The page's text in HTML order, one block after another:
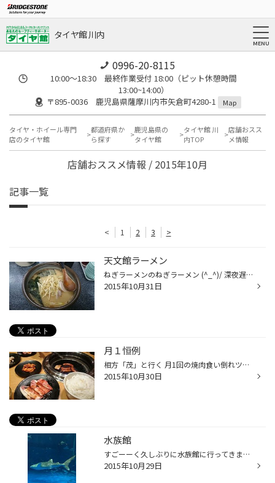
タイヤ館 川内
0996-20-8115
10:00～18:30 最終作業受付 18:00（ピット休憩時間
13:00~14:00）
〒895-0036 鹿児島県薩摩川内市矢倉町4280-1
Map
タイヤ・ホイール専門
店のタイヤ館
都道府県か
ら探す
鹿児島県の
タイヤ館
タイヤ館 川
内TOP
店舗おスス
メ情報
店舗おススメ情報 / 2015年10月
記事一覧
< 1 2 3 >
天文館ラーメン
ねぎラーメンのねぎラーメン (^_^)/ 深夜遅くまで営業されているので 助かります(*^_^*)
2015年10月31日
月１恒例
相方「茂」と行く 月1回の焼肉食い倒れツアー 毎月反省もなくガッツリ食べて 動けなくなるオッサン2名なのでした・・・・
2015年10月30日
水族館
すごーーく久しぶりに水族館に行ってきました。 入り口のエスカレータを上ってすぐある大きな水槽は迫力があり その中を優雅に泳いでいるジンベイザメに見とれてしまいました（＠＿＠） イルカは赤ちゃんが産まれていたためショーは見れなかったですが 親子で一緒に泳いでる姿は微笑ましかったです。
2015年10月29日